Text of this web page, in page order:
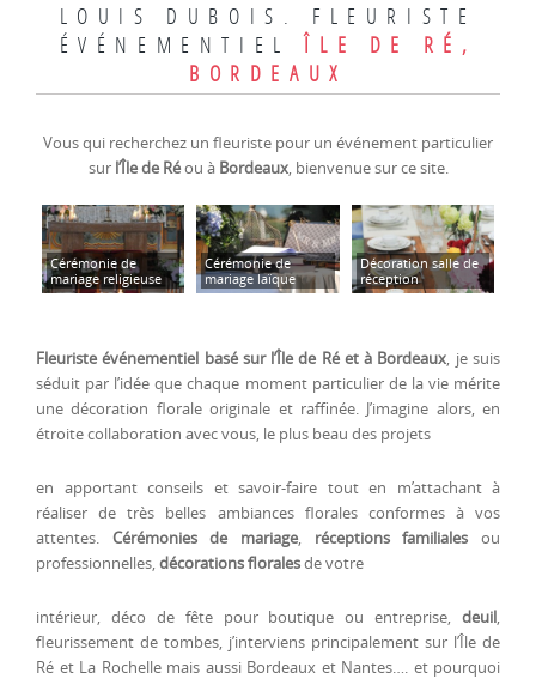
LOUIS DUBOIS. FLEURISTE
ÉVÉNEMENTIELÎLE DE RÉ,
BORDEAUX
Vous qui recherchez un fleuriste pour un événement particulier
sur l’Île de Réou à Bordeaux, bienvenue sur ce site.
Cérémonie de
mariage religieuse
Cérémonie de
mariage laïque
Décoration salle de
réception
Fleuriste événementiel basé sur l’Île de Ré et à Bordeaux, je suis
séduit par l’idée que chaque moment particulier de la vie mérite
une décoration florale originale et raffinée. J’imagine alors, en
étroite collaboration avec vous, le plus beau des projets
en apportant conseils et savoir-faire tout en m’attachant à
réaliser de très belles ambiances florales conformes à vos
attentes. Cérémonies de mariage, réceptions familiales ou
professionnelles,décorations floralesde votre
intérieur, déco de fête pour boutique ou entreprise, deuil,
fleurissement de tombes, j’interviens principalement sur l’Île de
Ré et La Rochelle mais aussi Bordeaux et Nantes…. et pourquoi